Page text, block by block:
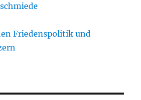
Friedenspolitik und